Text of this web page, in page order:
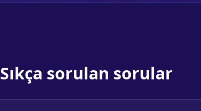
Sıkça sorulan sorular